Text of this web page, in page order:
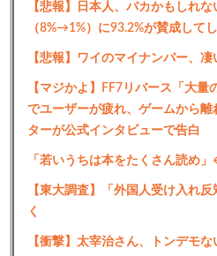
【悲報】日本人、バカかもしれ
（8%→1%）に93.2%が賛成して
【悲報】ワイのマイナンバー、
【マジかよ】FF7リバース「大量
でユーザーが疲れ、ゲームから離
ターが公式インタビューで告白
「若いうちは本をたくさん読め
【東大調査】「外国人受け入れ
く
【衝撃】太宰治さん、トンデモ